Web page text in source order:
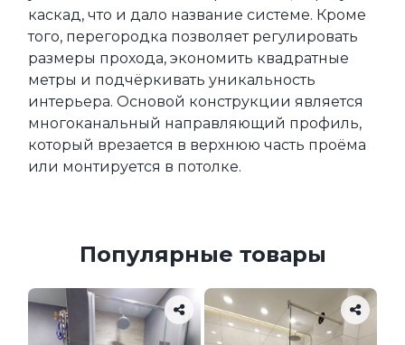
каскад, что и дало название системе. Кроме
того, перегородка позволяет регулировать
размеры прохода, экономить квадратные
метры и подчёркивать уникальность
интерьера. Основой конструкции является
многоканальный направляющий профиль,
который врезается в верхнюю часть проёма
или монтируется в потолке.
Популярные товары